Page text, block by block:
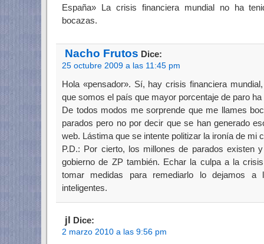
España» La crisis financiera mundial no ha
bocazas.
Nacho Frutos Dice:
25 octubre 2009 a las 11:45 pm
Hola «pensador». Sí, hay crisis financiera
que somos el país que mayor porcentaje de paro
De todos modos me sorprende que me llames
parados pero no por decir que se han generado
web. Lástima que se intente politizar la ironía de mi
P.D.: Por cierto, los millones de parados existen
gobierno de ZP también. Echar la culpa a la
tomar medidas para remediarlo lo dejamos
inteligentes.
jl Dice:
2 marzo 2010 a las 9:56 pm